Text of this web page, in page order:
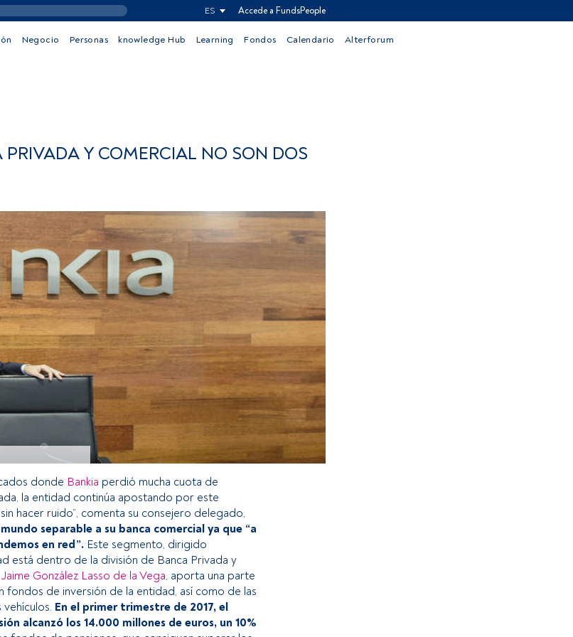
ES Accede a FundsPeople
Negocio Personas knowledge Hub Learning Fondos Calendario Alterforum
Y COMERCIAL NO SON DOS
donde Bankia perdió mucha cuota de
la entidad continúa apostando por este
hacer ruido”, comenta su consejero delegado,
separable a su banca comercial ya que “a
en red”. Este segmento, dirigido
está dentro de la división de Banca Privada y
Jaime González Lasso de la Vega, aporta una parte
fondos de inversión de la entidad, así como de las
En el primer trimestre de 2017, el
alcanzó los 14.000 millones de euros, un 10%